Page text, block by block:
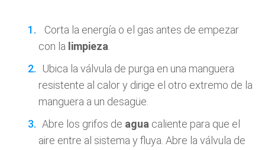
Corta la energía o el gas antes de empezar
con la limpieza
Ubica la válvula de purga en una manguera
resistente al calor y dirige el otro extremo de la
manguera a un desagüe.
Abre los grifos de agua caliente para que el
aire entre al sistema y fluya. Abre la válvula de